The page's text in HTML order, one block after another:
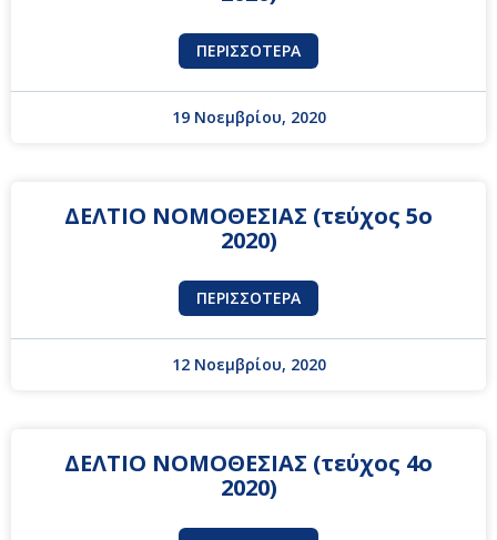
ΠΕΡΙΣΣΌΤΕΡΑ
19 Νοεμβρίου, 2020
ΔΕΛΤΙΟ ΝΟΜΟΘΕΣΙΑΣ (τεύχος 5ο
2020)
ΠΕΡΙΣΣΌΤΕΡΑ
12 Νοεμβρίου, 2020
ΔΕΛΤΙΟ ΝΟΜΟΘΕΣΙΑΣ (τεύχος 4ο
2020)